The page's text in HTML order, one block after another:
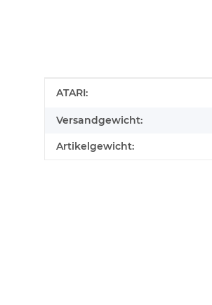
Produkteigenschaft
Wert
ATARI:
Versandgewicht:
Artikelgewicht: